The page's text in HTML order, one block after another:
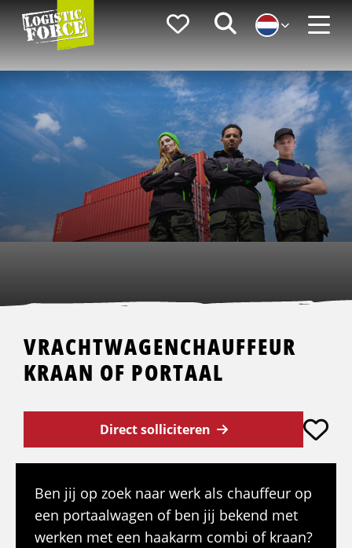
Logistic
Force
FavorietenZoeken
VRACHTWAGENCHAUFFEUR
KRAAN OF PORTAAL
Direct solliciteren
Ben jij op zoek naar werk als chauffeur op
een portaalwagen of ben jij bekend met
werken met een haakarm combi of kraan?